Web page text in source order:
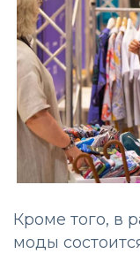
Кроме того, в
моды